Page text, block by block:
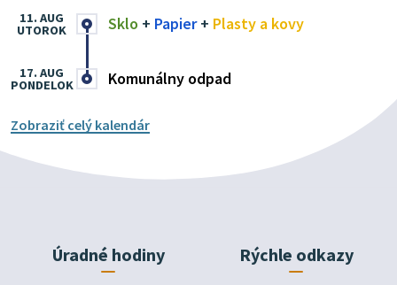
Sklo + Papier+ Plasty a kovy
11. AUG
UTOROK
Komunálny odpad
17. AUG
PONDELOK
Zobraziť celý kalendár
Úradné hodiny Rýchle odkazy